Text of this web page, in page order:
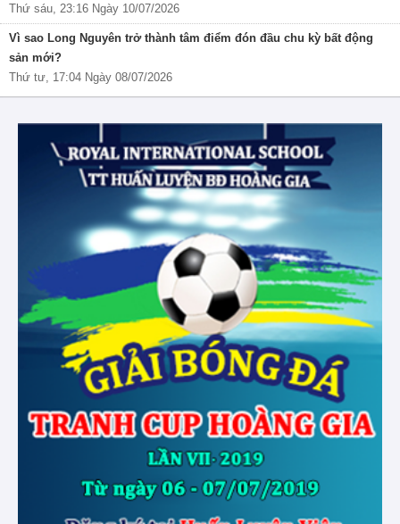
Thứ sáu, 23:16 Ngày 10/07/2026
Vì sao Long Nguyên trở thành tâm điểm đón đầu chu kỳ bất động
sản mới?
Thứ tư, 17:04 Ngày 08/07/2026